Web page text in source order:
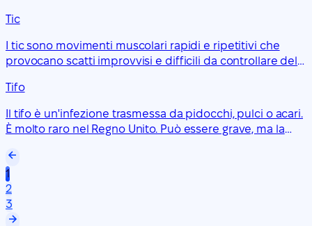
programma vaccinale di routine da molti anni.
Tic
I tic sono movimenti muscolari rapidi e ripetitivi che
provocano scatti improvvisi e difficili da controllare del
Tifo
Il tifo è un'infezione trasmessa da pidocchi, pulci o acari.
È molto raro nel Regno Unito. Può essere grave, ma la
se trattata tempestivamente.
1
2
3